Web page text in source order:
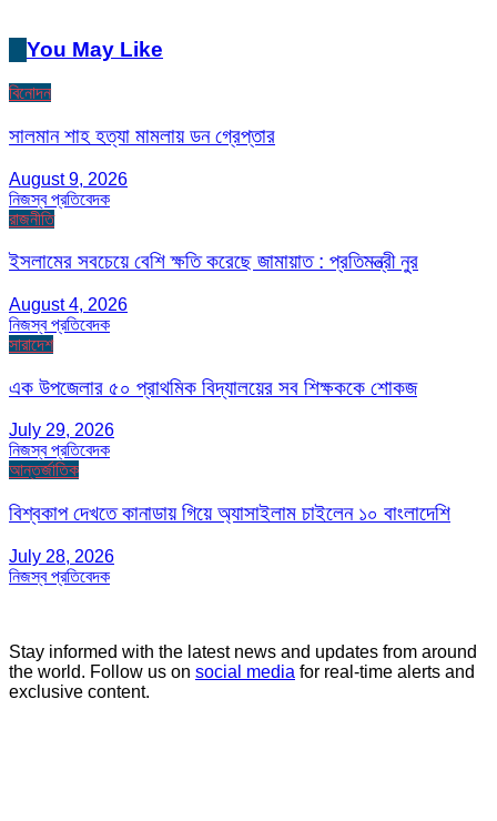
You May Like
বিনোদন
সালমান শাহ হত্যা মামলায় ডন গ্রেপ্তার
August 9, 2026
নিজস্ব প্রতিবেদক
রাজনীতি
ইসলামের সবচেয়ে বেশি ক্ষতি করেছে জামায়াত : প্রতিমন্ত্রী নুর
August 4, 2026
নিজস্ব প্রতিবেদক
সারাদেশ
এক উপজেলার ৫০ প্রাথমিক বিদ্যালয়ের সব শিক্ষককে শোকজ
July 29, 2026
নিজস্ব প্রতিবেদক
আন্তর্জাতিক
বিশ্বকাপ দেখতে কানাডায় গিয়ে অ্যাসাইলাম চাইলেন ১০ বাংলাদেশি
July 28, 2026
নিজস্ব প্রতিবেদক
Stay informed with the latest news and updates from around
the world. Follow us on social media for real-time alerts and
exclusive content.